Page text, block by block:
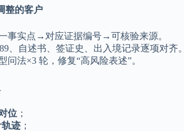
整的客户
一事实点→对应证据编号→可核验来源。
、自述书、签证史、出入境记录逐项对齐。
问法×3 轮，修复“高风险表述”。
位 ；
迹 ；